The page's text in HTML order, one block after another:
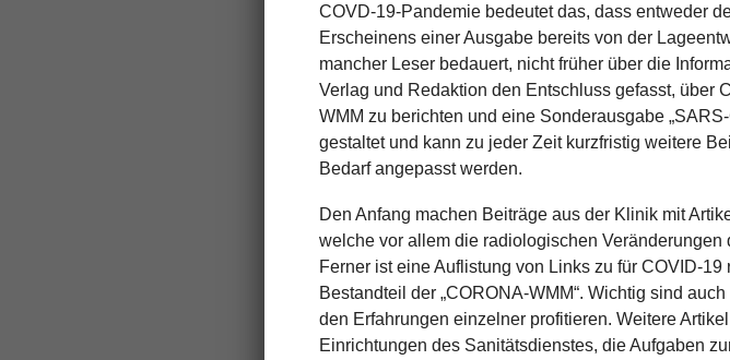
COVD-19-Pandemie bedeutet das, dass entweder
Erscheinens einer Ausgabe bereits von der
mancher Leser bedauert, nicht früher über die
Verlag und Redaktion den Entschluss gefasst, über
WMM zu berichten und eine Sonderausgabe
gestaltet und kann zu jeder Zeit kurzfristig weitere
Bedarf angepasst werden.
Den Anfang machen Beiträge aus der Klinik mit
welche vor allem die radiologischen
Ferner ist eine Auflistung von Links zu für COVID-19
Bestandteil der „CORONA-WMM“. Wichtig sind
den Erfahrungen einzelner profitieren. Weitere
Einrichtungen des Sanitätsdienstes, die Aufgaben